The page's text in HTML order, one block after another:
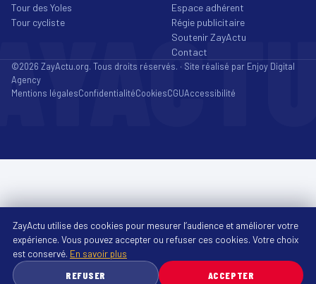
Tour des Yoles
Tour cycliste
Espace adhérent
Régie publicitaire
Soutenir ZayActu
Contact
©2026 ZayActu.org. Tous droits réservés. · Site réalisé par Enjoy Digital
Agency
Mentions légalesConfidentialitéCookiesCGUAccessibilité
ZayActu utilise des cookies pour mesurer l’audience et améliorer votre
expérience. Vous pouvez accepter ou refuser ces cookies. Votre choix
est conservé. En savoir plus
REFUSER
ACCEPTER